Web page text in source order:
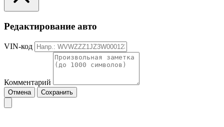
Редактирование авто
VIN-код
Комментарий
Отмена Сохранить